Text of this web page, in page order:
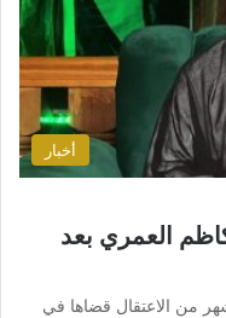
أخبار
العمري بعد
كاظم العمري يُعانق الحُريّة، بعد 4 أشهر من الاعتقال قضاها في